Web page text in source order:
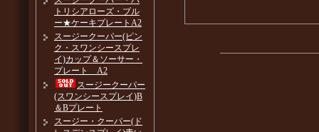
トリシアローズ・ブル
ー★ケーキプレートA2
スージークーパー(ピン
ク・スワンシースプレ
イ)カップ＆ソーサー・
プレート A2
スージークーパー
(スワンシースプレイ)B
＆Bプレート
スージー・クーパー(ド